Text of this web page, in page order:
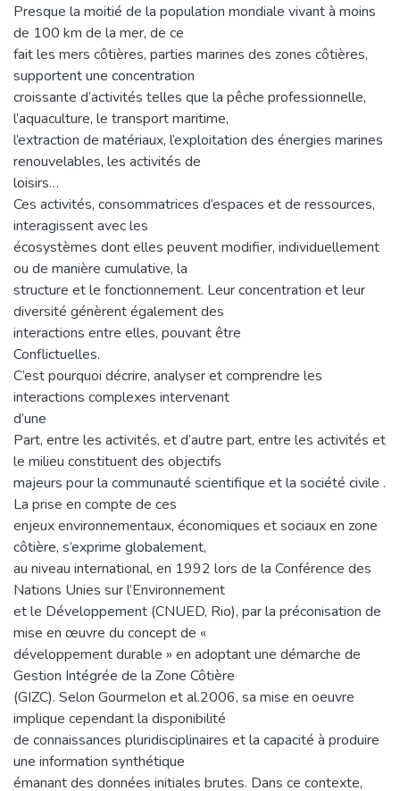
Presque la moitié de la population mondiale vivant à moins
de 100 km de la mer, de ce
fait les mers côtières, parties marines des zones côtières,
supportent une concentration
croissante d’activités telles que la pêche professionnelle,
l’aquaculture, le transport maritime,
l’extraction de matériaux, l’exploitation des énergies marines
renouvelables, les activités de
loisirs…
Ces activités, consommatrices d’espaces et de ressources,
interagissent avec les
écosystèmes dont elles peuvent modifier, individuellement
ou de manière cumulative, la
structure et le fonctionnement. Leur concentration et leur
diversité génèrent également des
interactions entre elles, pouvant être
Conflictuelles.
C’est pourquoi décrire, analyser et comprendre les
interactions complexes intervenant
d’une
Part, entre les activités, et d’autre part, entre les activités et
le milieu constituent des objectifs
majeurs pour la communauté scientifique et la société civile .
La prise en compte de ces
enjeux environnementaux, économiques et sociaux en zone
côtière, s’exprime globalement,
au niveau international, en 1992 lors de la Conférence des
Nations Unies sur l’Environnement
et le Développement (CNUED, Rio), par la préconisation de
mise en œuvre du concept de «
développement durable » en adoptant une démarche de
Gestion Intégrée de la Zone Côtière
(GIZC). Selon Gourmelon et al.2006, sa mise en oeuvre
implique cependant la disponibilité
de connaissances pluridisciplinaires et la capacité à produire
une information synthétique
émanant des données initiales brutes. Dans ce contexte,